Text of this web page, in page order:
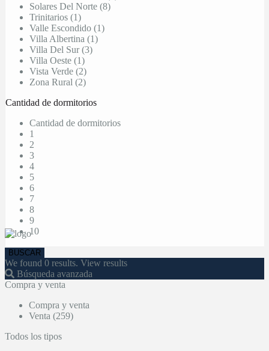
Solares Del Norte (8)
Trinitarios (1)
Valle Escondido (1)
Villa Albertina (1)
Villa Del Sur (3)
Villa Oeste (1)
Vista Verde (2)
Zona Rural (2)
Cantidad de dormitorios
Cantidad de dormitorios
1
2
3
4
5
6
7
8
9
10
We found 0 results. View results
Búsqueda avanzada
Compra y venta
Compra y venta
Venta (259)
Todos los tipos